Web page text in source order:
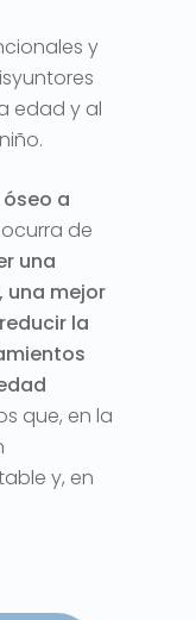
y
edad y al
a
de
una
una mejor
reducir la
que, en la
y, en